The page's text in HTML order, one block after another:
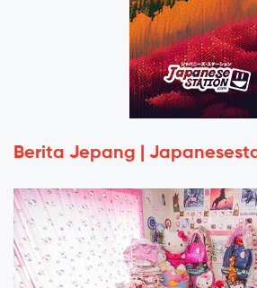
Berita Jepang |